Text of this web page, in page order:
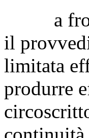
a fronte
il
limitata
produrre